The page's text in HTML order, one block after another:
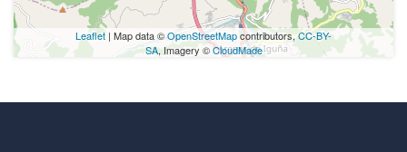
Leaflet | Map data ©OpenStreetMapcontributors,CC-BY-
SA, Imagery ©CloudMade